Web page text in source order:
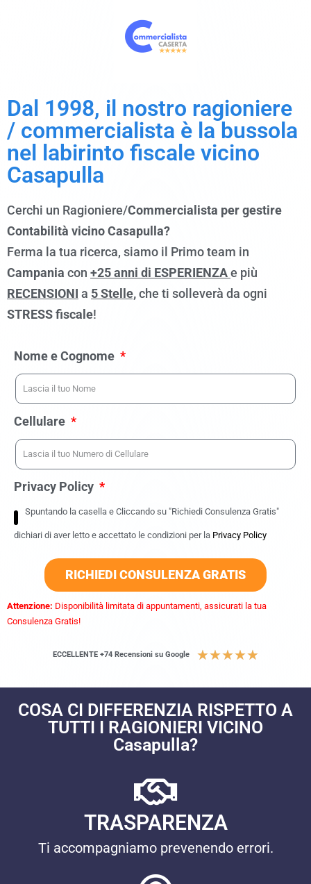
Dal 1998, il nostro ragioniere
/ commercialista è la bussola
nel labirinto fiscale vicino
Casapulla
Cerchi un Ragioniere/Commercialista per gestire
Contabilità vicino Casapulla?
Ferma la tua ricerca, siamo il Primo team in
Campania con +25 anni di ESPERIENZAe più
RECENSIONI a 5 Stelle,che ti solleverà da ogni
STRESS fiscale!
Nome e Cognome
Cellulare
Privacy Policy
Spuntando la casella e Cliccando su "Richiedi Consulenza Gratis"
dichiari di aver letto e accettato le condizioni per la Privacy Policy
RICHIEDI CONSULENZA GRATIS
Attenzione: Disponibilità limitata di appuntamenti, assicurati la tua
Consulenza Gratis!
ECCELLENTE +74 Recensioni su Google ★★★★★
COSA CI DIFFERENZIA RISPETTO A
TUTTI I RAGIONIERI VICINO
Casapulla?
TRASPARENZA
Ti accompagniamo prevenendo errori.